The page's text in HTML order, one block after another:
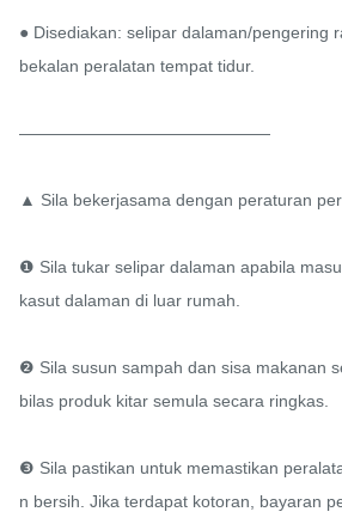
● Disediakan: selipar dalaman/pengering
bekalan peralatan tempat tidur.
———————————————
▲ Sila bekerjasama dengan peraturan
❶ Sila tukar selipar dalaman apabila
kasut dalaman di luar rumah.
❷ Sila susun sampah dan sisa makanan
bilas produk kitar semula secara ringkas.
❸ Sila pastikan untuk memastikan
n bersih. Jika terdapat kotoran, bayaran